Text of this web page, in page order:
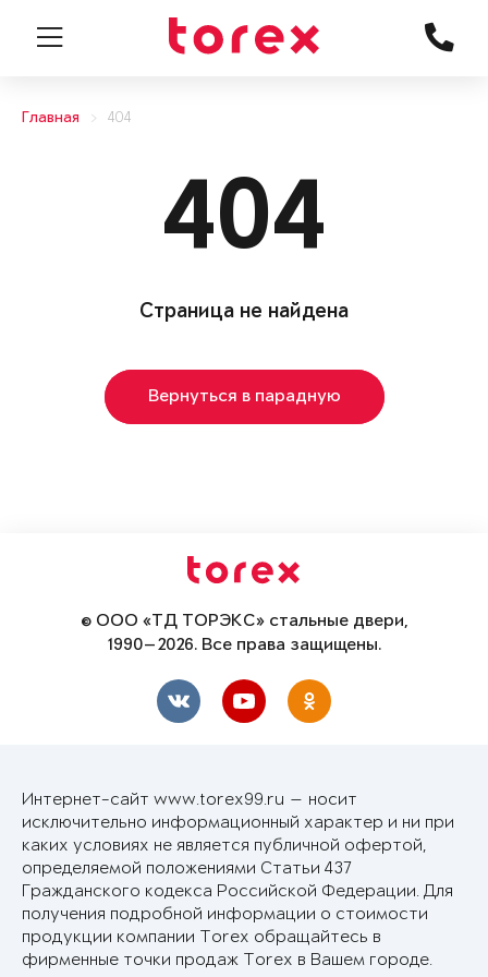
Главная 404
404
Страница не найдена
Вернуться в парадную
© ООО «ТД ТОРЭКС» стальные двери,
1990—2026. Все права защищены.
Интернет-сайт www.torex99.ru — носит
исключительно информационный характер и ни при
каких условиях не является публичной офертой,
определяемой положениями Статьи 437
Гражданского кодекса Российской Федерации. Для
получения подробной информации о стоимости
продукции компании Torex обращайтесь в
фирменные точки продаж Torex в Вашем городе.